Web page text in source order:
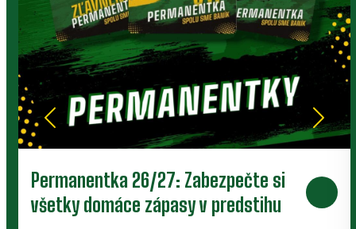
Prievidza postúpila do 2. kola pohára.
V Kanianke rozhodol z penalty v